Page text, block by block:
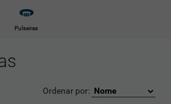
Pulseiras
Ordenar por: